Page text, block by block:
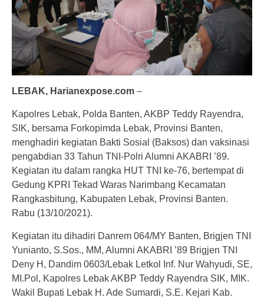
LEBAK, Harianexpose.com –
Kapolres Lebak, Polda Banten, AKBP Teddy Rayendra,
SIK, bersama Forkopimda Lebak, Provinsi Banten,
menghadiri kegiatan Bakti Sosial (Baksos) dan vaksinasi
pengabdian 33 Tahun TNI-Polri Alumni AKABRI ’89.
Kegiatan itu dalam rangka HUT TNI ke-76, bertempat di
Gedung KPRI Tekad Waras Narimbang Kecamatan
Rangkasbitung, Kabupaten Lebak, Provinsi Banten.
Rabu (13/10/2021).
Kegiatan itu dihadiri Danrem 064/MY Banten, Brigjen TNI
Yunianto, S.Sos., MM, Alumni AKABRI ’89 Brigjen TNI
Deny H, Dandim 0603/Lebak Letkol Inf. Nur Wahyudi, SE,
MI.Pol, Kapolres Lebak AKBP Teddy Rayendra SIK, MIK.
Wakil Bupati Lebak H. Ade Sumardi, S.E. Kejari Kab.